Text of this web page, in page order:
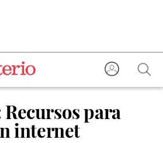
para
internet